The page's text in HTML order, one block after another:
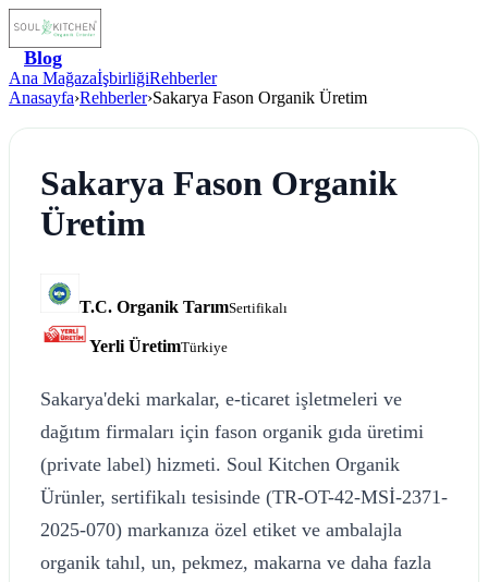
Blog
Ana MağazaİşbirliğiRehberler
Anasayfa›Rehberler›Sakarya Fason Organik Üretim
Sakarya Fason Organik
Üretim
T.C. Organik TarımSertifikalı
Yerli ÜretimTürkiye
Sakarya'deki markalar, e-ticaret işletmeleri ve
dağıtım firmaları için fason organik gıda üretimi
(private label) hizmeti. Soul Kitchen Organik
Ürünler, sertifikalı tesisinde (TR-OT-42-MSİ-2371-
2025-070) markanıza özel etiket ve ambalajla
organik tahıl, un, pekmez, makarna ve daha fazla